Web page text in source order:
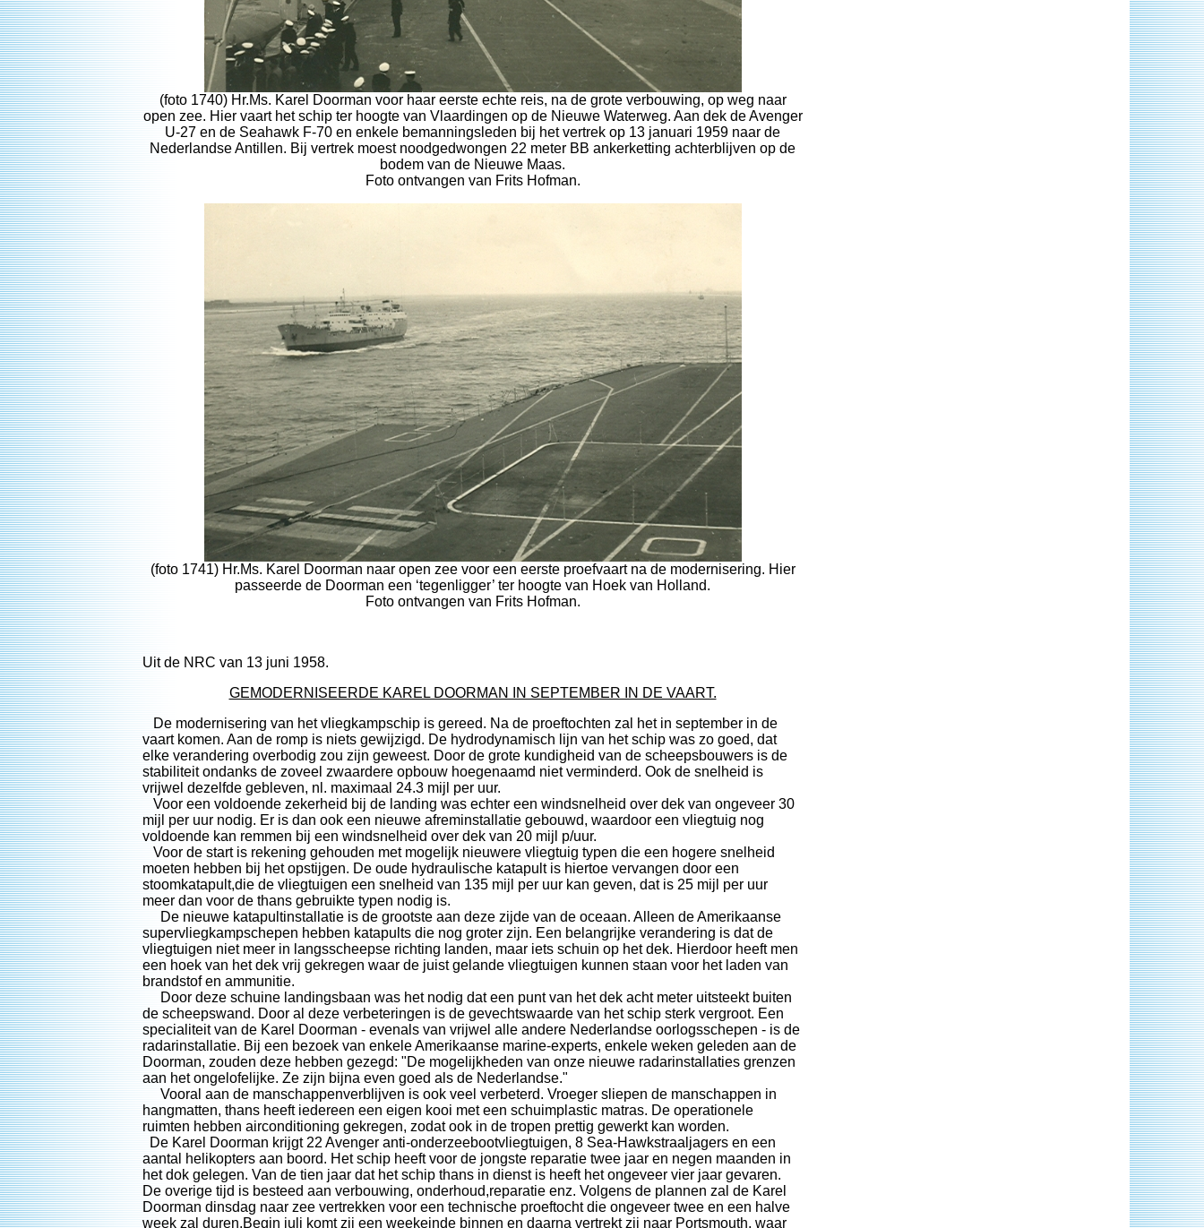
(foto 1740) Hr.Ms. Karel Doorman voor haar eerste echte reis, na de grote verbouwing, op weg naar
open zee. Hier vaart het schip ter hoogte van Vlaardingen op de Nieuwe Waterweg. Aan dek de Avenger
U-27 en de Seahawk F-70 en enkele bemanningsleden bij het vertrek op 13 januari 1959 naar de
Nederlandse Antillen. Bij vertrek moest noodgedwongen 22 meter BB ankerketting achterblijven op de
bodem van de Nieuwe Maas.
Foto ontvangen van Frits Hofman.
(foto 1741) Hr.Ms. Karel Doorman naar open zee voor een eerste proefvaart na de modernisering. Hier
passeerde de Doorman een ‘tegenligger’ ter hoogte van Hoek van Holland.
Foto ontvangen van Frits Hofman.
Uit de NRC van 13 juni 1958.
GEMODERNISEERDE KAREL DOORMAN IN SEPTEMBER IN DE VAART.
De modernisering van het vliegkampschip is gereed. Na de proeftochten zal het in september in de
vaart komen. Aan de romp is niets gewijzigd. De hydrodynamisch lijn van het schip was zo goed, dat
elke verandering overbodig zou zijn geweest. Door de grote kundigheid van de scheepsbouwers is de
stabiliteit ondanks de zoveel zwaardere opbouw hoegenaamd niet verminderd. Ook de snelheid is
vrijwel dezelfde gebleven, nl. maximaal 24.3 mijl per uur.
Voor een voldoende zekerheid bij de landing was echter een windsnelheid over dek van ongeveer 30
mijl per uur nodig. Er is dan ook een nieuwe afreminstallatie gebouwd, waardoor een vliegtuig nog
voldoende kan remmen bij een windsnelheid over dek van 20 mijl p/uur.
Voor de start is rekening gehouden met mogelijk nieuwere vliegtuig typen die een hogere snelheid
moeten hebben bij het opstijgen. De oude hydraulische katapult is hiertoe vervangen door een
stoomkatapult,die de vliegtuigen een snelheid van 135 mijl per uur kan geven, dat is 25 mijl per uur
meer dan voor de thans gebruikte typen nodig is.
De nieuwe katapultinstallatie is de grootste aan deze zijde van de oceaan. Alleen de Amerikaanse
supervliegkampschepen hebben katapults die nog groter zijn. Een belangrijke verandering is dat de
vliegtuigen niet meer in langsscheepse richting landen, maar iets schuin op het dek. Hierdoor heeft men
een hoek van het dek vrij gekregen waar de juist gelande vliegtuigen kunnen staan voor het laden van
brandstof en ammunitie.
Door deze schuine landingsbaan was het nodig dat een punt van het dek acht meter uitsteekt buiten
de scheepswand. Door al deze verbeteringen is de gevechtswaarde van het schip sterk vergroot. Een
specialiteit van de Karel Doorman - evenals van vrijwel alle andere Nederlandse oorlogsschepen - is de
radarinstallatie. Bij een bezoek van enkele Amerikaanse marine-experts, enkele weken geleden aan de
Doorman, zouden deze hebben gezegd: "De mogelijkheden van onze nieuwe radarinstallaties grenzen
aan het ongelofelijke. Ze zijn bijna even goed als de Nederlandse."
Vooral aan de manschappenverblijven is ook veel verbeterd. Vroeger sliepen de manschappen in
hangmatten, thans heeft iedereen een eigen kooi met een schuimplastic matras. De operationele
ruimten hebben airconditioning gekregen, zodat ook in de tropen prettig gewerkt kan worden.
De Karel Doorman krijgt 22 Avenger anti-onderzeebootvliegtuigen, 8 Sea-Hawkstraaljagers en een
aantal helikopters aan boord. Het schip heeft voor de jongste reparatie twee jaar en negen maanden in
het dok gelegen. Van de tien jaar dat het schip thans in dienst is heeft het ongeveer vier jaar gevaren.
De overige tijd is besteed aan verbouwing, onderhoud,reparatie enz. Volgens de plannen zal de Karel
Doorman dinsdag naar zee vertrekken voor een technische proeftocht die ongeveer twee en een halve
week zal duren.Begin juli komt zij een weekeinde binnen en daarna vertrekt zij naar Portsmouth, waar